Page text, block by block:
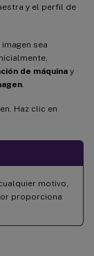
y el perfil de
sea
de máquina y
Haz clic en
motivo,
proporciona